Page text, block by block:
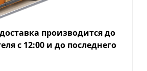
производится до
с 12:00 и до последнего